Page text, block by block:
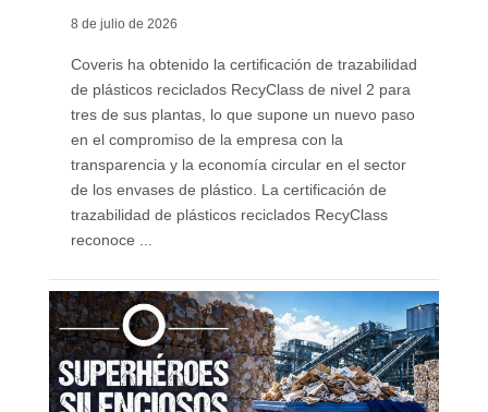
8 de julio de 2026
Coveris ha obtenido la certificación de trazabilidad
de plásticos reciclados RecyClass de nivel 2 para
tres de sus plantas, lo que supone un nuevo paso
en el compromiso de la empresa con la
transparencia y la economía circular en el sector
de los envases de plástico. La certificación de
trazabilidad de plásticos reciclados RecyClass
reconoce ...